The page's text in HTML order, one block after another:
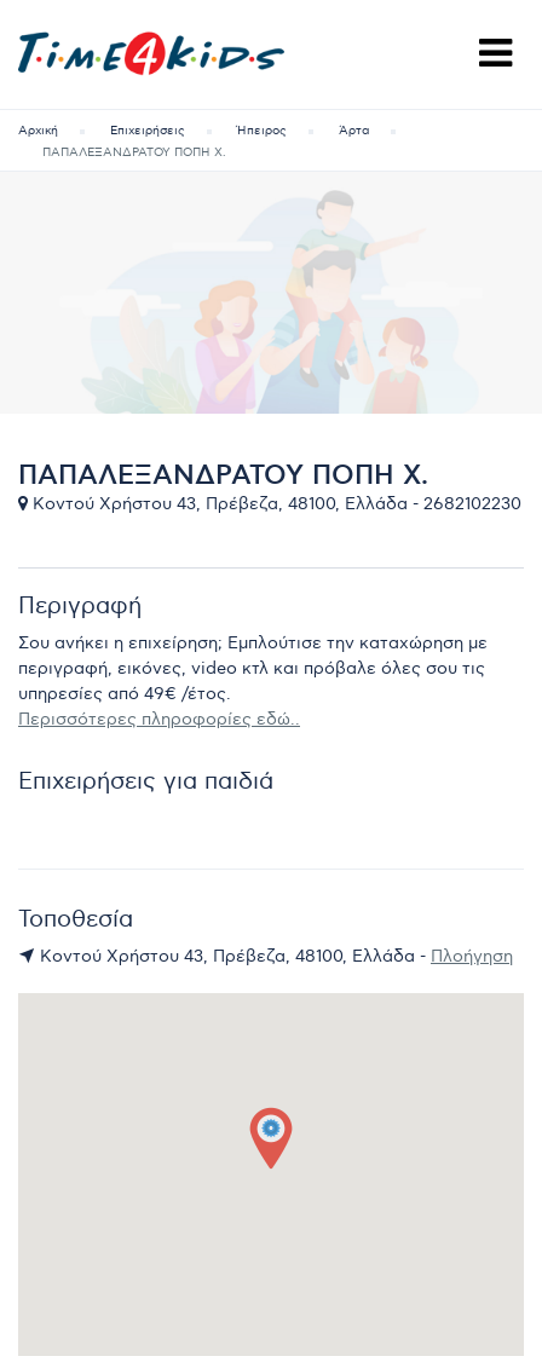
Αρχική Επιχειρήσεις Ήπειρος
Άρτα
ΠΑΠΑΛΕΞΑΝΔΡΑΤΟΥ ΠΟΠΗ Χ.
ΠΑΠΑΛΕΞΑΝΔΡΑΤΟΥ ΠΟΠΗ Χ.
Κοντού Χρήστου 43, Πρέβεζα, 48100, Ελλάδα - 2682102230
Περιγραφή
Σου ανήκει η επιχείρηση; Εμπλούτισε την καταχώρηση με
περιγραφή, εικόνες, video κτλ και πρόβαλε όλες σου τις
υπηρεσίες από 49€ /έτος.
Περισσότερες πληροφορίες εδώ..
Επιχειρήσεις για παιδιά
Τοποθεσία
Κοντού Χρήστου 43, Πρέβεζα, 48100, Ελλάδα - Πλοήγηση